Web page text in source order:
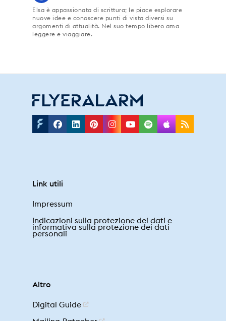
Elsa è appassionata di scrittura; le piace esplorare
nuove idee e conoscere punti di vista diversi su
argomenti di attualità. Nel suo tempo libero ama
leggere e viaggiare.
Facebook
Linkedin
Pinterest
Instagram
Youtube
SpotifyRss
Link utili
Impressum
Indicazioni sulla protezione dei dati e
informativa sulla protezione dei dati
personali
Altro
Digital Guide